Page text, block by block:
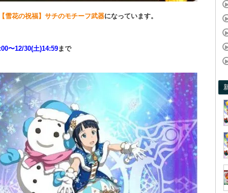
雪花の祝福】サチのモチーフ武器になっています。
〜12/30(土)14:59まで